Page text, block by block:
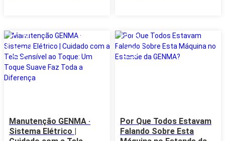
Jun
Manutenção GENMA ·
Sistema Elétrico |
Jun
Por Que Todos Estavam
Falando Sobre Esta